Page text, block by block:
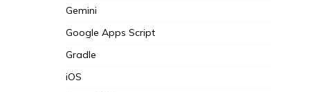
Gemini
Google Apps Script
Gradle
iOS